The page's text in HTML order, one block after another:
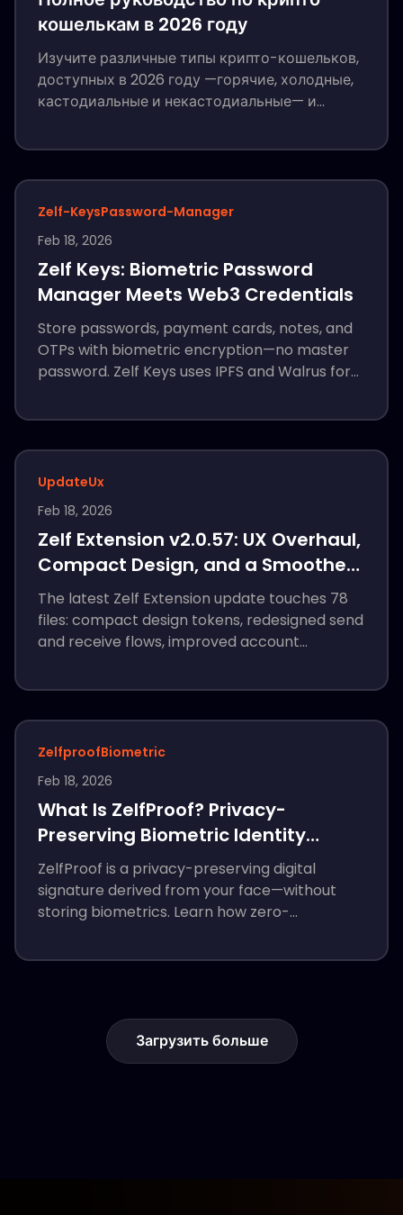
кошелькам в 2026 году
Изучите различные типы крипто-кошельков,
доступных в 2026 году —горячие, холодные,
кастодиальные и некастодиальные— и
Zelf-KeysPassword-Manager
Feb 18, 2026
Zelf Keys: Biometric Password
Manager Meets Web3 Credentials
Store passwords, payment cards, notes, and
OTPs with biometric encryption—no master
password. Zelf Keys uses IPFS and Walrus for
UpdateUx
Feb 18, 2026
Zelf Extension v2.0.57: UX Overhaul,
Compact Design, and a Smoother
Send Flow
The latest Zelf Extension update touches 78
files: compact design tokens, redesigned send
and receive flows, improved account
ZelfproofBiometric
Feb 18, 2026
What Is ZelfProof? Privacy-
Preserving Biometric Identity
Explained
ZelfProof is a privacy-preserving digital
signature derived from your face—without
storing biometrics. Learn how zero-
Загрузить больше